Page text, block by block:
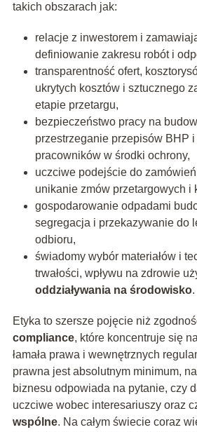
takich obszarach jak:
relacje z inwestorem i
definiowanie zakresu robót i
transparentność ofert,
ukrytych kosztów i sztucznego
etapie przetargu,
bezpieczeństwo pracy na
przestrzeganie przepisów BHP
pracowników w środki ochrony,
uczciwe podejście do
unikanie zmów przetargowych i
gospodarowanie odpadami
segregacja i przekazywanie do
odbioru,
świadomy wybór materiałów i
trwałości, wpływu na zdrowie
oddziaływania na środowisko.
Etyka to szersze pojęcie niż
compliance, które koncentruje się
łamała prawa i wewnętrznych
prawna jest absolutnym minimum,
biznesu odpowiada na pytanie, czy
uczciwe wobec interesariuszy oraz
wspólne. Na całym świecie coraz